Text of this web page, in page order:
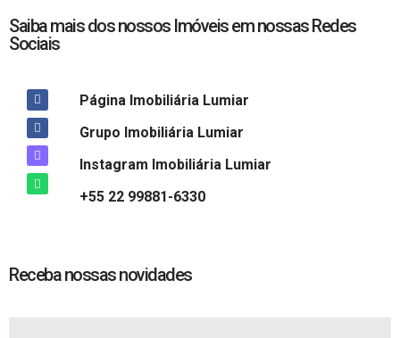
Saiba mais dos nossos Imóveis em nossas Redes
Sociais
Página Imobiliária Lumiar
Grupo Imobiliária Lumiar
Instagram Imobiliária Lumiar
+55 22 99881-6330
Receba nossas novidades